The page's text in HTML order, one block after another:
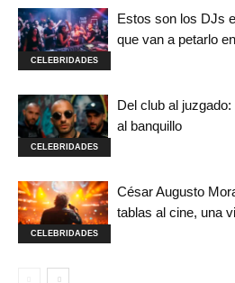
CELEBRIDADES
Estos son los DJs
que van a petarlo
CELEBRIDADES
Del club al
al banquillo
CELEBRIDADES
César Augusto
tablas al cine, una